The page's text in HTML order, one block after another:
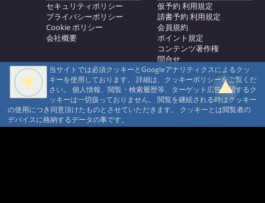
セキュリティポリシー
プライバシーポリシー
Cookie ポリシー
会社概要
仮予約 利用規定
請書予約 利用規定
会員規約
ポイント規定
コンテンツ著作権
問合せ
マウンテントラッド株式会社
〒386-1211 長野県上田市下之郷692
0268371176
© 1999-2026 MountAin TRAD ® Inc. https://www.mountaintrad.co.jp
当サイトでは必須クッキーとGoogleアナリティクスによるクッ
キーを使用しております。 詳細は、クッキーポリシーをご覧くだ
さい。 個人情報、閲覧・検索履歴等、ターゲット広告に関するク
ッキーは一切扱っておりません。 閲覧を継続される時はクッキー
の使用につき同意頂けたものとさせていただきます。 クッキーとは閲覧者の
デバイスに格納するデータの事です。